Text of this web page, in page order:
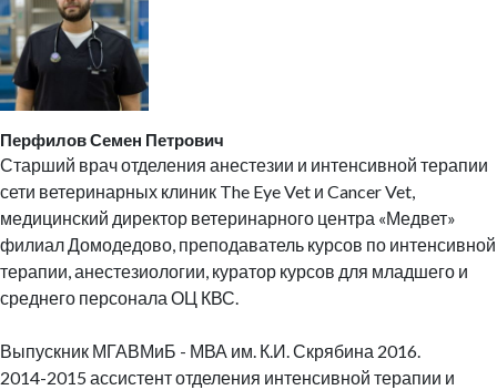
Перфилов Семен Петрович
Старший врач отделения анестезии и интенсивной терапии
сети ветеринарных клиник The Eye Vet и Cancer Vet,
медицинский директор ветеринарного центра «Медвет»
филиал Домодедово, преподаватель курсов по интенсивной
терапии, анестезиологии, куратор курсов для младшего и
среднего персонала ОЦ КВС.
Выпускник МГАВМиБ - МВА им. К.И. Скрябина 2016.
2014-2015 ассистент отделения интенсивной терапии и